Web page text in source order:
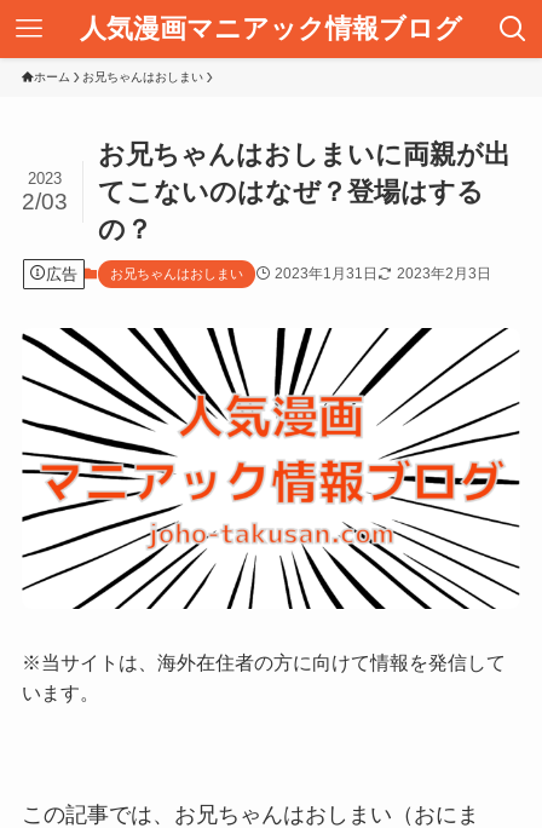
人気漫画マニアック情報ブログ
ホーム お兄ちゃんはおしまい
お兄ちゃんはおしまいに両親が出
てこないのはなぜ？登場はする
の？
2023
2/03
広告 お兄ちゃんはおしまい 2023年1月31日 2023年2月3日
※当サイトは、海外在住者の方に向けて情報を発信して
います。
この記事では、お兄ちゃんはおしまい（おにま